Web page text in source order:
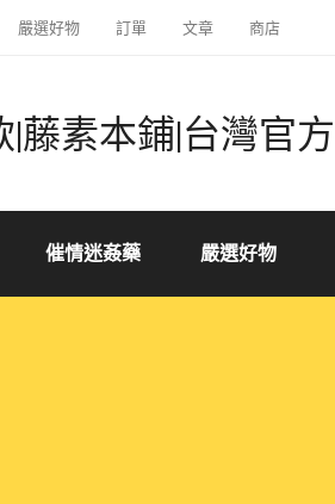
嚴選好物 訂單 文章 商店
藤素本鋪|台灣官
催情迷姦藥 嚴選好物